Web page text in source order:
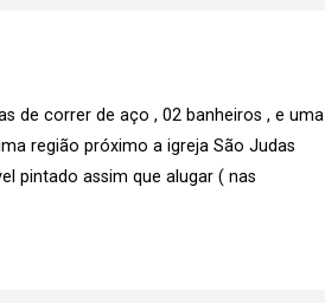
de correr de aço , 02 banheiros , e uma
região próximo a igreja São Judas
pintado assim que alugar ( nas